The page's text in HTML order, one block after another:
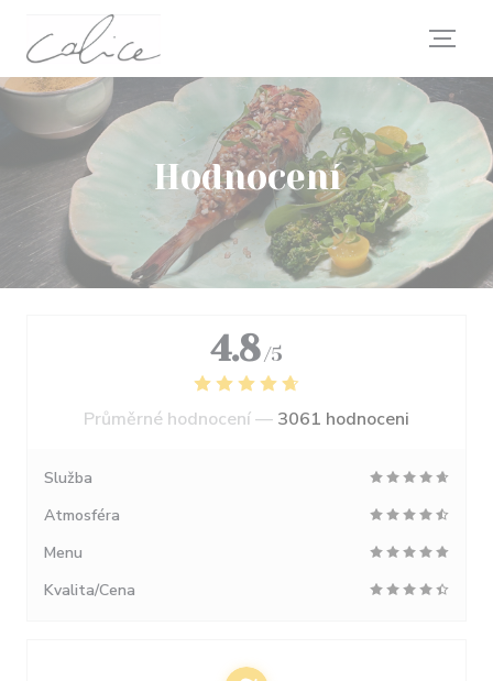
Panel pro správu cookies
Hodnocení
4.8 /5
Průměrné hodnocení — 3061 hodnoceni
Služba
Atmosféra
Menu
Kvalita/Cena